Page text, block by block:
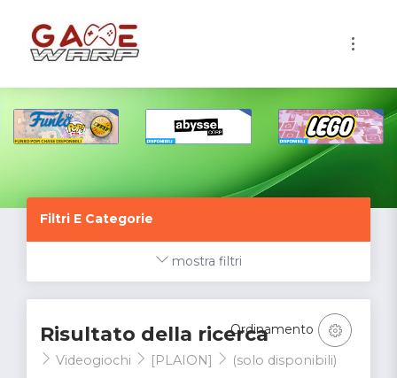
Filtri E Categorie
mostra filtri
Risultato della ricerca
Videogiochi [PLAION] (solo disponibili)
Ordinamento